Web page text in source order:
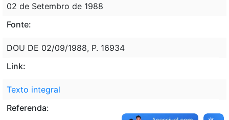
02 de Setembro de 1988
Fonte:
DOU DE 02/09/1988, P. 16934
Link:
Texto integral
Referenda: